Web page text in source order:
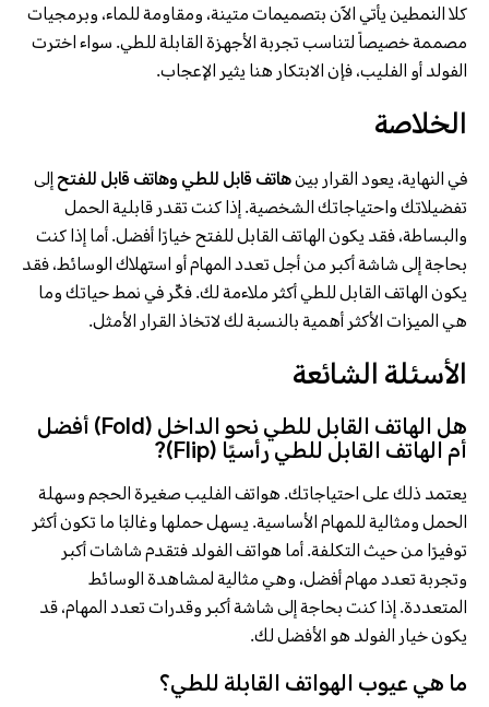
كلا النمطين يأتي الآن بتصميمات متينة، ومقاومة للماء، وبرمجيات
مصممة خصيصاً لتناسب تجربة الأجهزة القابلة للطي. سواء اخترت
الفولد أو الفليب، فإن الابتكار هنا يثير الإعجاب.
الخلاصة
في النهاية، يعود القرار بينهاتف قابل للطي وهاتف قابل للفتحإلى
تفضيلاتك واحتياجاتك الشخصية. إذا كنت تقدر قابلية الحمل
والبساطة، فقد يكون الهاتف القابل للفتح خيارًا أفضل. أما إذا كنت
بحاجة إلى شاشة أكبر من أجل تعدد المهام أو استهلاك الوسائط، فقد
يكون الهاتف القابل للطي أكثر ملاءمة لك. فكّر في نمط حياتك وما
هي الميزات الأكثر أهمية بالنسبة لك لاتخاذ القرار الأمثل.
الأسئلة الشائعة
هل الهاتف القابل للطي نحو الداخل (Fold) أفضل
أم الهاتف القابل للطي رأسيًا (Flip)?
يعتمد ذلك على احتياجاتك. هواتف الفليب صغيرة الحجم وسهلة
الحمل ومثالية للمهام الأساسية. يسهل حملها وغالبًا ما تكون أكثر
توفيرًا من حيث التكلفة. أما هواتف الفولد فتقدم شاشات أكبر
وتجربة تعدد مهام أفضل، وهي مثالية لمشاهدة الوسائط
المتعددة. إذا كنت بحاجة إلى شاشة أكبر وقدرات تعدد المهام، قد
يكون خيار الفولد هو الأفضل لك.
ما هي عيوب الهواتف القابلة للطي؟